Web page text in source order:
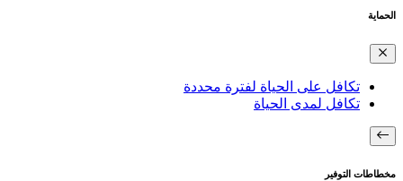
الحماية
تكافل على الحياة لفترة محددة
تكافل لمدى الحياة
مخطاطات التوفير